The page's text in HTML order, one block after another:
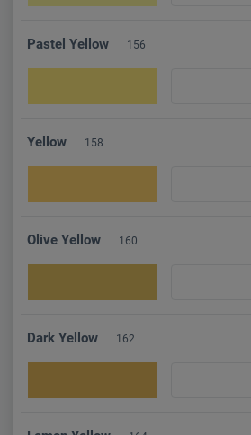
Pastel Yellow 156
Yellow 158
Olive Yellow 160
Dark Yellow 162